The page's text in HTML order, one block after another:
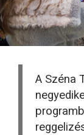
A Széna